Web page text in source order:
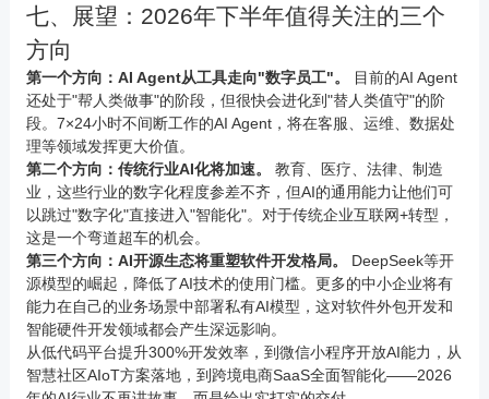
七、展望：2026年下半年值得关注的三个
方向
第一个方向：AI Agent从工具走向"数字员工"。
目前的AI Agent
还处于"帮人类做事"的阶段，但很快会进化到"替人类值守"的阶
段。7×24小时不间断工作的AI Agent，将在客服、运维、数据处
理等领域发挥更大价值。
第二个方向：传统行业AI化将加速。
教育、医疗、法律、制造
业，这些行业的数字化程度参差不齐，但AI的通用能力让他们可
以跳过"数字化"直接进入"智能化"。对于传统企业互联网+转型，
这是一个弯道超车的机会。
第三个方向：AI开源生态将重塑软件开发格局。
DeepSeek等开
源模型的崛起，降低了AI技术的使用门槛。更多的中小企业将有
能力在自己的业务场景中部署私有AI模型，这对软件外包开发和
智能硬件开发领域都会产生深远影响。
从低代码平台提升300%开发效率，到微信小程序开放AI能力，从
智慧社区AIoT方案落地，到跨境电商SaaS全面智能化——2026